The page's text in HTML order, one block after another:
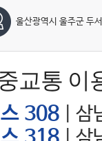
울산광역시 울주군 두
교통 이
308 | 삼